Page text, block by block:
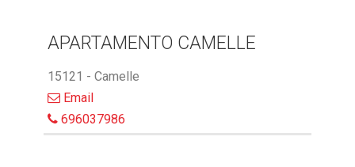
APARTAMENTO CAMELLE
15121 - Camelle
Email
696037986